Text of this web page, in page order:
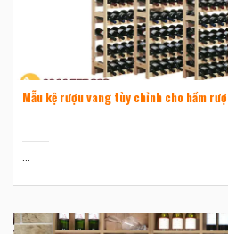
Mẫu kệ rượu vang tùy chỉnh cho hầm
...